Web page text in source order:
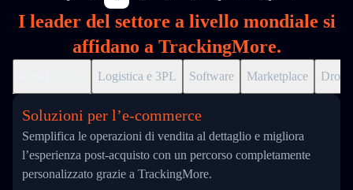
More pages
I leader del settore a livello mondiale si
affidano a TrackingMore.
Logistica e 3PL Software Marketplace
Soluzioni per l’e‑commerce
Semplifica le operazioni di vendita al dettaglio e migliora
l’esperienza post-acquisto con un percorso completamente
personalizzato grazie a TrackingMore.